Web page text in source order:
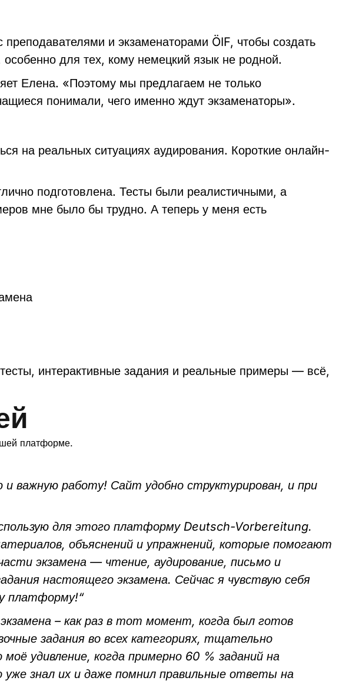
и экзаменаторами ÖIF, чтобы создать
для тех, кому немецкий язык не родной.
Елена. «Поэтому мы предлагаем не только
понимали, чего именно ждут экзаменаторы».
на реальных ситуациях аудирования. Короткие онлайн-
подготовлена. Тесты были реалистичными, а
мне было бы трудно. А теперь у меня есть
интерактивные задания и реальные примеры — всё,
платформе.
важную работу! Сайт удобно структурирован, и при
для этого платформу Deutsch-Vorbereitung.
объяснений и упражнений, которые помогают
экзамена — чтение, аудирование, письмо и
настоящего экзамена. Сейчас я чувствую себя
платформу!“
– как раз в тот момент, когда был готов
задания во всех категориях, тщательно
удивление, когда примерно 60 % заданий на
знал их и даже помнил правильные ответы на